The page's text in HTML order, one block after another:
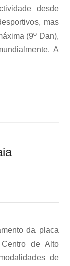
desde
mas
(9º Dan),
A
da placa
de Alto
de